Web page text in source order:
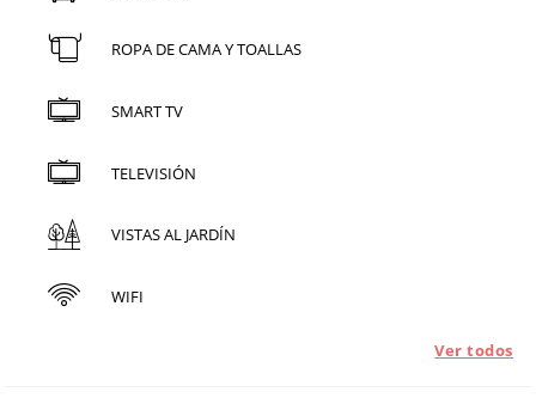
ROPA DE CAMA Y TOALLAS
SMART TV
TELEVISIÓN
VISTAS AL JARDÍN
WIFI
Ver todos